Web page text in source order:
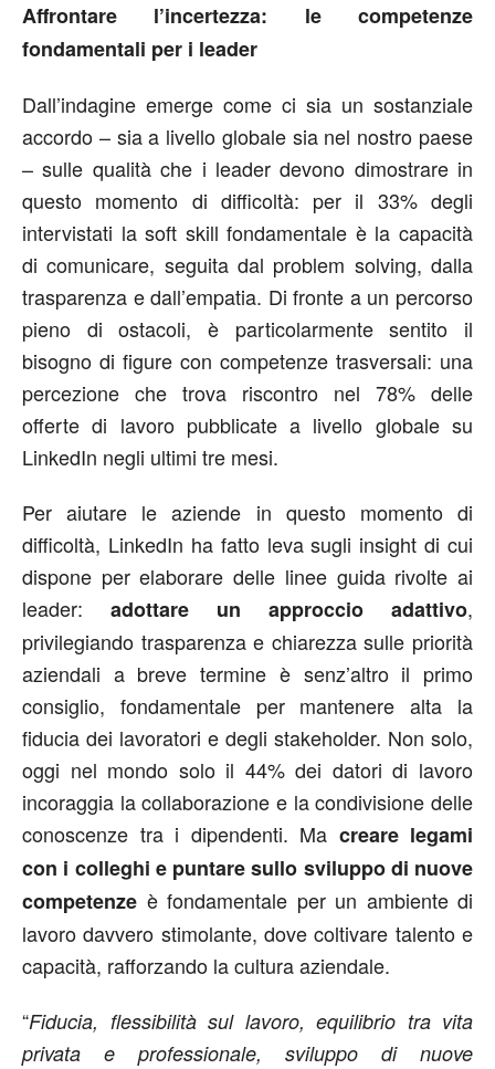
Affrontare l’incertezza: le competenze
fondamentali per i leader
Dall’indagine emerge come ci sia un sostanziale
accordo – sia a livello globale sia nel nostro paese
– sulle qualità che i leader devono dimostrare in
questo momento di difficoltà: per il 33% degli
intervistati la soft skill fondamentale è la capacità
di comunicare, seguita dal problem solving, dalla
trasparenza e dall’empatia. Di fronte a un percorso
pieno di ostacoli, è particolarmente sentito il
bisogno di figure con competenze trasversali: una
percezione che trova riscontro nel 78% delle
offerte di lavoro pubblicate a livello globale su
LinkedIn negli ultimi tre mesi.
Per aiutare le aziende in questo momento di
difficoltà, LinkedIn ha fatto leva sugli insight di cui
dispone per elaborare delle linee guida rivolte ai
leader: adottare un approccio adattivo,
privilegiando trasparenza e chiarezza sulle priorità
aziendali a breve termine è senz’altro il primo
consiglio, fondamentale per mantenere alta la
fiducia dei lavoratori e degli stakeholder. Non solo,
oggi nel mondo solo il 44% dei datori di lavoro
incoraggia la collaborazione e la condivisione delle
conoscenze tra i dipendenti. Ma creare legami
con i colleghi e puntare sullo sviluppo di nuove
competenze è fondamentale per un ambiente di
lavoro davvero stimolante, dove coltivare talento e
capacità, rafforzando la cultura aziendale.
“Fiducia, flessibilità sul lavoro, equilibrio tra vita
privata e professionale, sviluppo di nuove